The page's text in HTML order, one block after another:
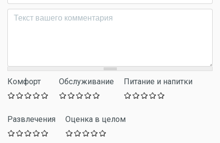
Комментарий*
Комфорт Обслуживание Питание и напитки
Развлечения Оценка в целом